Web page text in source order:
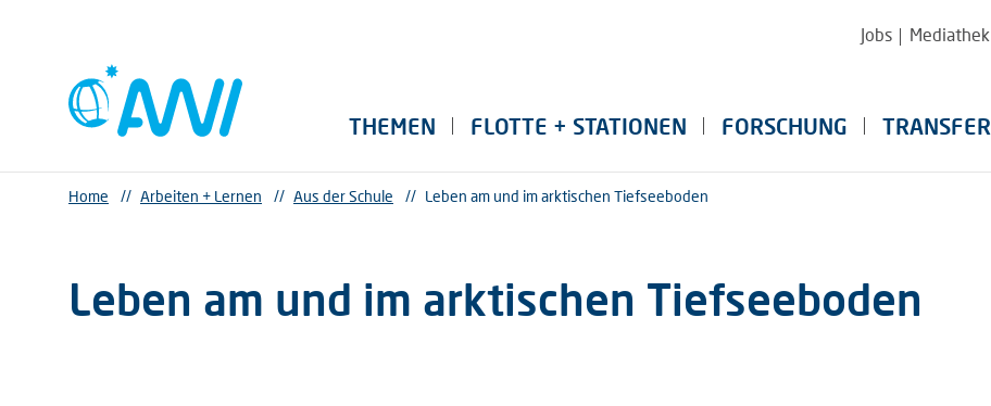
Jobs Mediathek
THEMEN FLOTTE + STATIONEN FORSCHUNG TRANSFER
Home // Arbeiten + Lernen // Aus der Schule // Leben am und im arktischen Tiefseeboden
Leben am und im arktischen Tiefseeboden